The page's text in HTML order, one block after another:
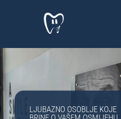
PRAĆENJE TEHNOLOŠKIH
Posvećenost inovacijama i
trendovima za pružanje vrhunskih
stomatoloških usluga